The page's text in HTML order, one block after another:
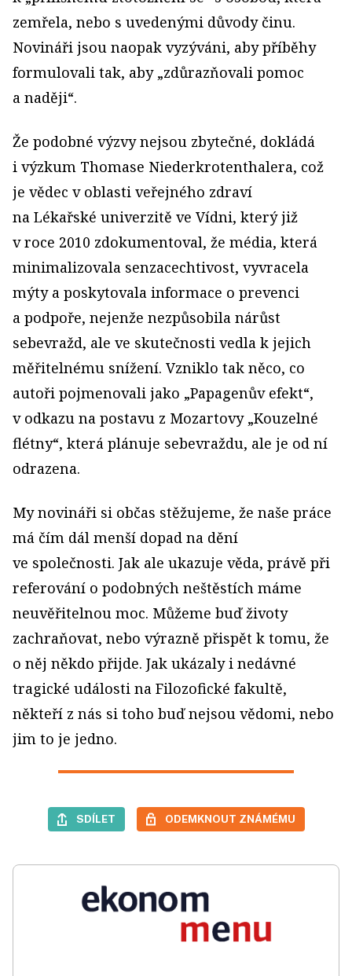
zemřela, nebo s uvedenými důvody činu.
Novináři jsou naopak vyzýváni, aby příběhy
formulovali tak, aby „zdůrazňovali pomoc
a naději“.
Že podobné výzvy nejsou zbytečné, dokládá
i výzkum Thomase Niederkrotenthalera, což
je vědec v oblasti veřejného zdraví
na Lékařské univerzitě ve Vídni, který již
v roce 2010 zdokumentoval, že média, která
minimalizovala senzacechtivost, vyvracela
mýty a poskytovala informace o prevenci
a podpoře, nejenže nezpůsobila nárůst
sebevražd, ale ve skutečnosti vedla k jejich
měřitelnému snížení. Vzniklo tak něco, co
autoři pojmenovali jako „Papagenův efekt“,
v odkazu na postavu z Mozartovy „Kouzelné
flétny“, která plánuje sebevraždu, ale je od ní
odrazena.
My novináři si občas stěžujeme, že naše práce
má čím dál menší dopad na dění
ve společnosti. Jak ale ukazuje věda, právě při
referování o podobných neštěstích máme
neuvěřitelnou moc. Můžeme buď životy
zachraňovat, nebo výrazně přispět k tomu, že
o něj někdo přijde. Jak ukázaly i nedávné
tragické události na Filozofické fakultě,
někteří z nás si toho buď nejsou vědomi, nebo
jim to je jedno.
SDÍLET ODEMKNOUT ZNÁMÉMU